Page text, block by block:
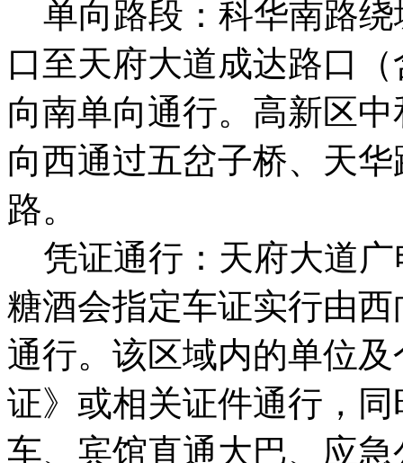
单向路段：科华南路绕
口至天府大道成达路口
向南单向通行。高新区
向西通过五岔子桥、天
路。
凭证通行：天府大道广
糖酒会指定车证实行由
通行。该区域内的单位
证》或相关证件通行，
车、宾馆直通大巴、应